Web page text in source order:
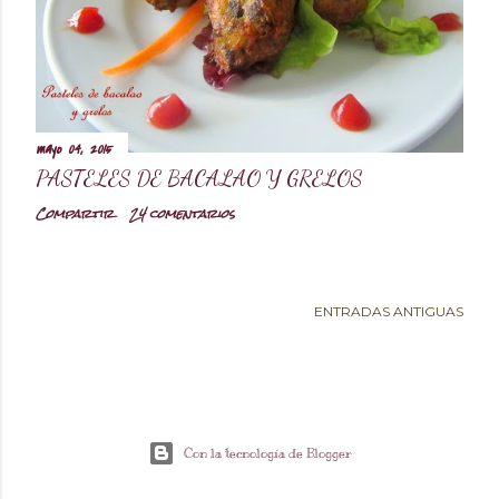
d
a
s
mayo 04, 2015
PASTELES DE BACALAO Y GRELOS
Compartir 24 comentarios
ENTRADAS ANTIGUAS
Con la tecnología de Blogger